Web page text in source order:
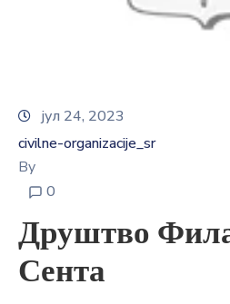
јул 24, 2023
civilne-organizacije_sr
By
0
Друштво
Сента